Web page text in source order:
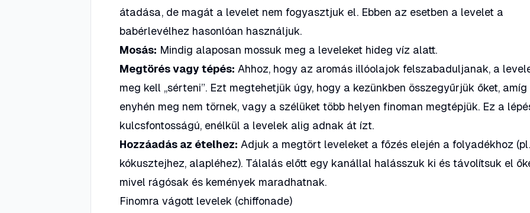
átadása, de magát a levelet nem fogyasztjuk el. Ebben az esetben a levelet a
babérlevélhez hasonlóan használjuk.
Mosás: Mindig alaposan mossuk meg a leveleket hideg víz alatt.
Megtörés vagy tépés: Ahhoz, hogy az aromás illóolajok felszabaduljanak, a
meg kell „sérteni”. Ezt megtehetjük úgy, hogy a kezünkben összegyűrjük őket, amíg
enyhén meg nem törnek, vagy a szélüket több helyen finoman megtépjük. Ez a
kulcsfontosságú, enélkül a levelek alig adnak át ízt.
Hozzáadás az ételhez: Adjuk a megtört leveleket a főzés elején a folyadékhoz (pl.
kókusztejhez, alapléhez). Tálalás előtt egy kanállal halásszuk ki és távolítsuk el
mivel rágósak és kemények maradhatnak.
Finomra vágott levelek (chiffonade)